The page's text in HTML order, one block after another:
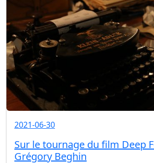
2021-06-30
Sur le tournage du film Deep
Grégory Beghin